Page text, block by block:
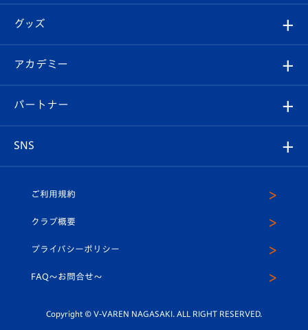
チケット
イベント
メディア
ホームタウン
スタッフプロフィール
マスコット紹介
平和祈念活動
ホームタウン活動
はじめての観戦ガイド
Revive Team
ヴィヴィくんの長崎おもてなしガイド
フォトギャラリー
スタジアムグルメ
チケット
V-LOVERS（ファンクラブ）
プレイヤーズスイート
グッズ
オンラインショップ
店舗情報
アカデミー
育成からのお知らせ
U-18
スクール
パートナー
SNS
ヴィヴィくんインスタグラム
公式LINE＠
ご利用規約
クラブ概要
プライバシーポリシー
FAQ〜お問合せ〜
Copyright © V-VAREN NAGASAKI. ALL RIGHT RESERVED.